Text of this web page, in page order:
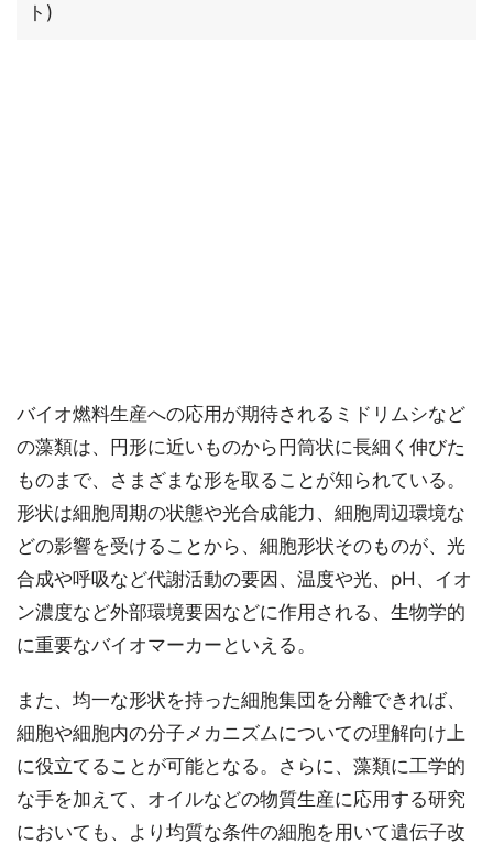
ト)
バイオ燃料生産への応用が期待されるミドリムシなど
の藻類は、円形に近いものから円筒状に長細く伸びた
ものまで、さまざまな形を取ることが知られている。
形状は細胞周期の状態や光合成能力、細胞周辺環境な
どの影響を受けることから、細胞形状そのものが、光
合成や呼吸など代謝活動の要因、温度や光、pH、イオ
ン濃度など外部環境要因などに作用される、生物学的
に重要なバイオマーカーといえる。
また、均一な形状を持った細胞集団を分離できれば、
細胞や細胞内の分子メカニズムについての理解向け上
に役立てることが可能となる。さらに、藻類に工学的
な手を加えて、オイルなどの物質生産に応用する研究
においても、より均質な条件の細胞を用いて遺伝子改